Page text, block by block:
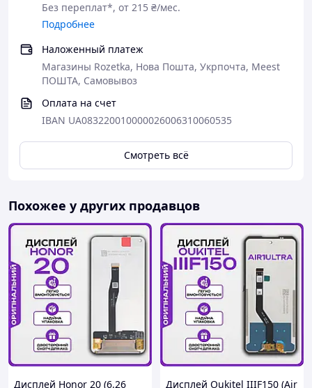
Без переплат*, от 215 ₴/мес.
Подробнее
Наложенный платеж
Магазины Rozetka, Нова Пошта, Укрпочта, Meest
ПОШТА, Самовывоз
Оплата на счет
IBAN UA083220010000026006310060535
Смотреть всё
Похожее у других продавцов
Дисплей Honor 20 (6.26 Дисплей Oukitel IIIF150 (Air